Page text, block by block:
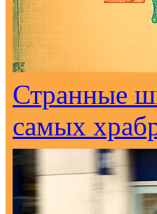
Странные
самых